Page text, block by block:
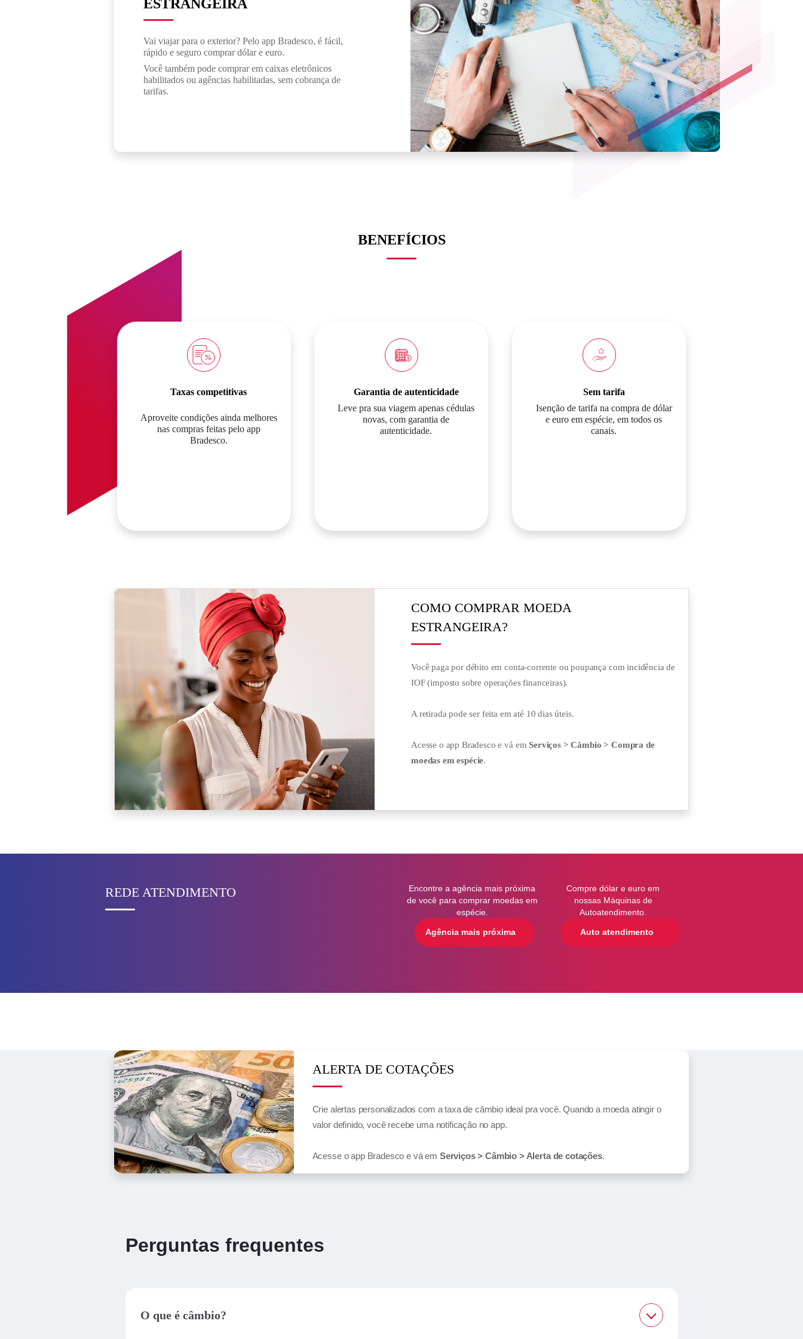
ESTRANGEIRA
Vai viajar para o exterior? Pelo app Bradesco, é fácil,
rápido e seguro comprar dólar e euro.
Você também pode comprar em caixas eletrônicos
habilitados ou agências habilitadas, sem cobrança de
tarifas.
BENEFÍCIOS
Taxas competitivas
Aproveite condições ainda melhores
nas compras feitas pelo app
Bradesco.
Garantia de autenticidade
Leve pra sua viagem apenas cédulas
novas, com garantia de
autenticidade.
Sem tarifa
Isenção de tarifa na compra de dólar
e euro em espécie, em todos os
canais.
COMO COMPRAR MOEDA
ESTRANGEIRA?
Você paga por débito em conta-corrente ou poupança com incidência de
IOF (imposto sobre operações financeiras).
A retirada pode ser feita em até 10 dias úteis.
Acesse o app Bradesco e vá emServiços > Câmbio > Compra de
moedas em espécie.
REDE ATENDIMENTO
Encontre a agência mais próxima
de você para comprar moedas em
espécie.
Agência mais próxima
Compre dólar e euro em
nossas Máquinas de
Autoatendimento.
Auto atendimento
ALERTA DE COTAÇÕES
Crie alertas personalizados com a taxa de câmbio ideal pra você. Quando a moeda atingir o
valor definido, você recebe uma notificação no app.
Acesse o app Bradesco e vá em Serviços > Câmbio > Alerta de cotações.
Perguntas frequentes
O que é câmbio?